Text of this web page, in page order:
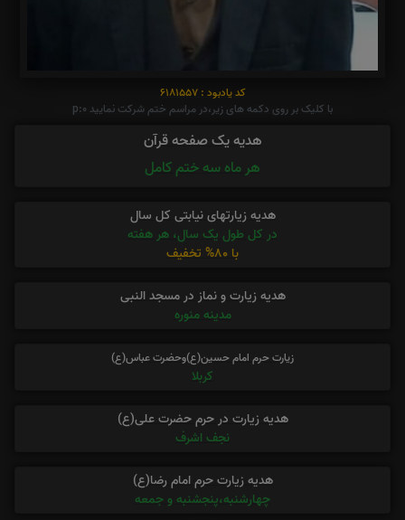
کد یادبود : 6181557
با کلیک بر روی دکمه های زیر،در مراسم ختم شرکت نمایید p:0
هدیه یک صفحه قرآن
هر ماه سه ختم کامل
هدیه زیارتهای نیابتی کل سال
در کل طول یک سال، هر هفته
با 80% تخفیف
هدیه زیارت و نماز در مسجد النبی
مدینه منوره
زیارت حرم امام حسین(ع)وحضرت عباس(ع)
کربلا
هدیه زیارت در حرم حضرت علی(ع)
نجف اشرف
هدیه زیارت حرم امام رضا(ع)
چهارشنبه،پنجشنبه و جمعه